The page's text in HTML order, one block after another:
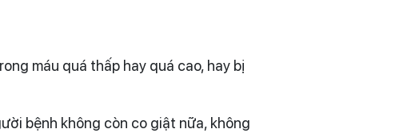
máu quá thấp hay quá cao, hay bị
bệnh không còn co giật nữa, không